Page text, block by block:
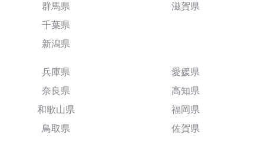
群馬県
千葉県
新潟県
滋賀県
兵庫県
奈良県
和歌山県
鳥取県
愛媛県
高知県
福岡県
佐賀県